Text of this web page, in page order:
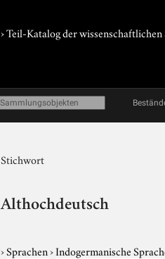
› Teil-Katalog der wissenschaftlichen
Stichwort
Althochdeutsch
›Sprachen›Indogermanische